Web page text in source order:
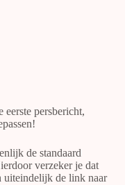
persbericht,
de standaard
verzeker je dat
uiteindelijk de link naar